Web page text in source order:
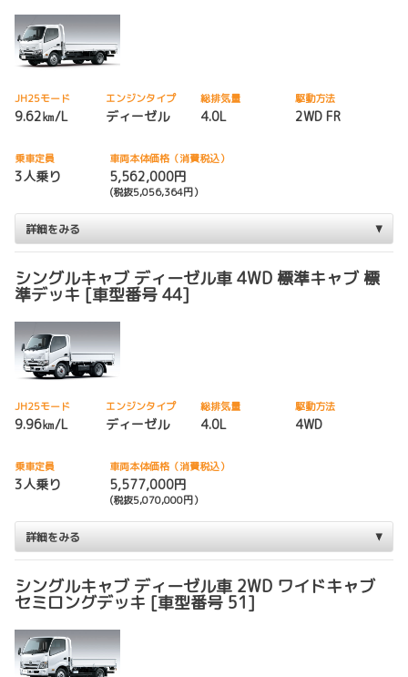
JH25モード
9.62㎞/L
エンジンタイプ
ディーゼル
総排気量
4.0L
駆動方法
2WD FR
乗車定員
3人乗り
車両本体価格（消費税込）
5,562,000円
(税抜5,056,364円）
詳細をみる
シングルキャブ ディーゼル車 4WD 標準キャブ 標
準デッキ [車型番号 44]
JH25モード
9.96㎞/L
エンジンタイプ
ディーゼル
総排気量
4.0L
駆動方法
4WD
乗車定員
3人乗り
車両本体価格（消費税込）
5,577,000円
(税抜5,070,000円）
詳細をみる
シングルキャブ ディーゼル車 2WD ワイドキャブ
セミロングデッキ [車型番号 51]